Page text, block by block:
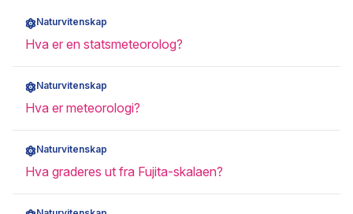
Naturvitenskap
Hva er en statsmeteorolog?
Naturvitenskap
Hva er meteorologi?
Naturvitenskap
Hva graderes ut fra Fujita-skalaen?